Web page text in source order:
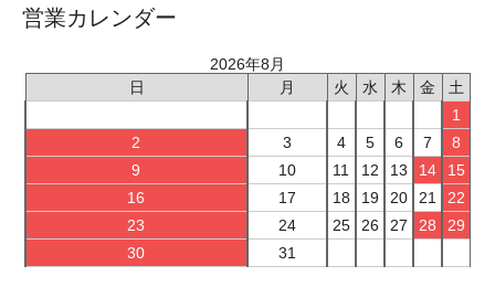
営業カレンダー
2026年8月
日
月 火 水 木 金
土
1
2
3 4 5 6 7
8
9
10 11 12 13 14
15
16
17 18 19 20 21
22
23
24 25 26 27 28
29
30
31